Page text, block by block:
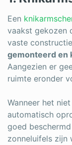
Een
vaakst gekozen
vaste
gemonteerd en
Aangezien er
ruimte eronder
Wanneer het
automatisch
goed
zonneluifels zijn